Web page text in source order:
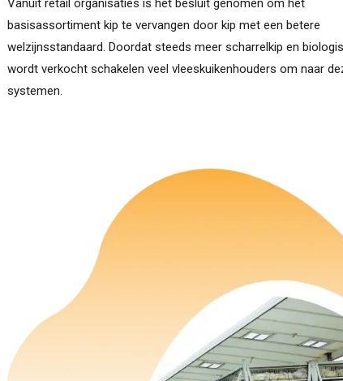
Vanuit retail organisaties is het besluit genomen om het
basisassortiment kip te vervangen door kip met een betere
welzijnsstandaard. Doordat steeds meer scharrelkip en
wordt verkocht schakelen veel vleeskuikenhouders om naar
systemen.